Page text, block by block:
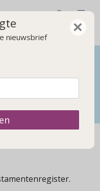
en wat gebeurt er
×
nieuwsbrief